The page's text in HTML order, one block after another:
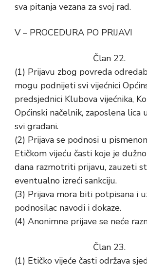
sva pitanja vezana za svoj rad.
V – PROCEDURA PO PRIJAVI
Član 22.
(1) Prijavu zbog povreda
mogu podnijeti svi vijećnici
predsjednici Klubova vijećnika,
Općinski načelnik, zaposlena lica
svi građani.
(2) Prijava se podnosi u
Etičkom vijeću časti koje je
dana razmotriti prijavu, zauzeti
eventualno izreći sankciju.
(3) Prijava mora biti potpisana i
podnosilac navodi i dokaze.
(4) Anonimne prijave se neće
Član 23.
(1) Etičko vijeće časti održava